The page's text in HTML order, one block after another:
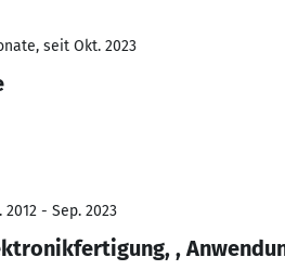
seit Okt. 2023
2012 - Sep. 2023
,